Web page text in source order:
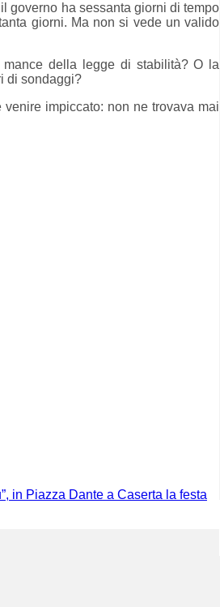
governo ha sessanta giorni di tempo
giorni. Ma non si vede un valido
della legge di stabilità? O la
di sondaggi?
impiccato: non ne trovava mai
in Piazza Dante a Caserta la festa